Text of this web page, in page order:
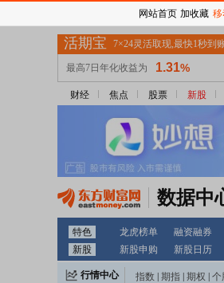
财经 焦点 股票 新股
数据中
特色 龙虎榜单 融资融券
新股
新股申购 新股日历
行情中心 指数 期指 期权 个
网站首页 加收藏